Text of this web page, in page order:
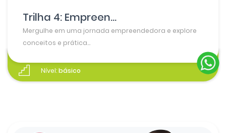
Trilha 4: Empreen...
Mergulhe em uma jornada empreendedora e explore
conceitos e prática...
Nível:básico